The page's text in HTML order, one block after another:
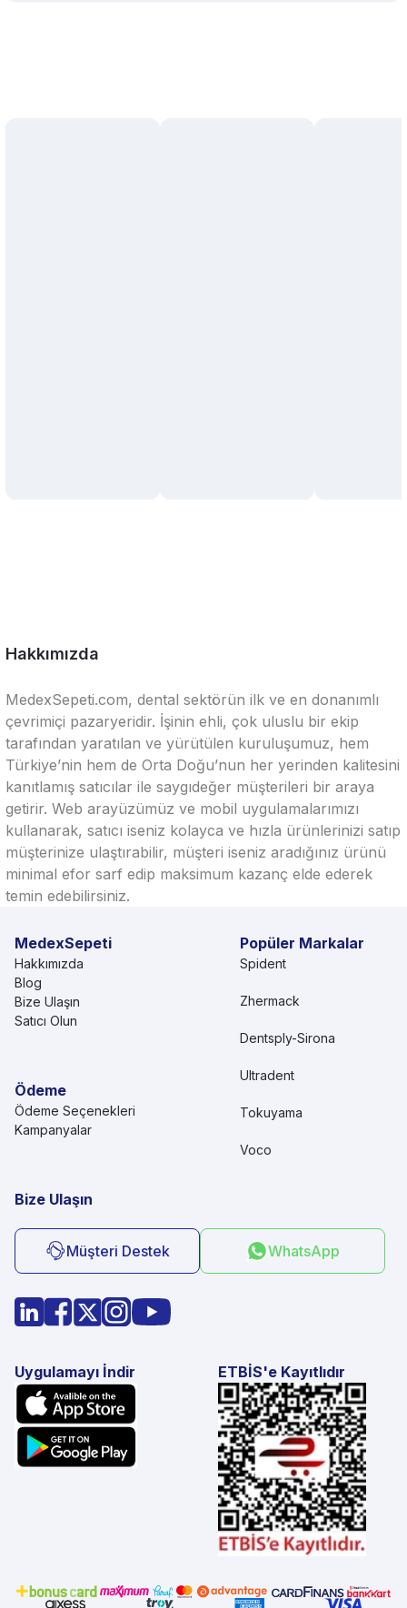
Hakkımızda
MedexSepeti.com, dental sektörün ilk ve en donanımlı
çevrimiçi pazaryeridir. İşinin ehli, çok uluslu bir ekip
tarafından yaratılan ve yürütülen kuruluşumuz, hem
Türkiye’nin hem de Orta Doğu’nun her yerinden kalitesini
kanıtlamış satıcılar ile saygıdeğer müşterileri bir araya
getirir. Web arayüzümüz ve mobil uygulamalarımızı
kullanarak, satıcı iseniz kolayca ve hızla ürünlerinizi satıp
müşterinize ulaştırabilir, müşteri iseniz aradığınız ürünü
minimal efor sarf edip maksimum kazanç elde ederek
temin edebilirsiniz.
MedexSepeti
Hakkımızda
Blog
Bize Ulaşın
Satıcı Olun
Ödeme
Ödeme Seçenekleri
Kampanyalar
Popüler Markalar
Spident
Zhermack
Dentsply-Sirona
Ultradent
Tokuyama
Voco
Bize Ulaşın
Müşteri Destek WhatsApp
Uygulamayı İndir ETBİS'e Kayıtlıdır